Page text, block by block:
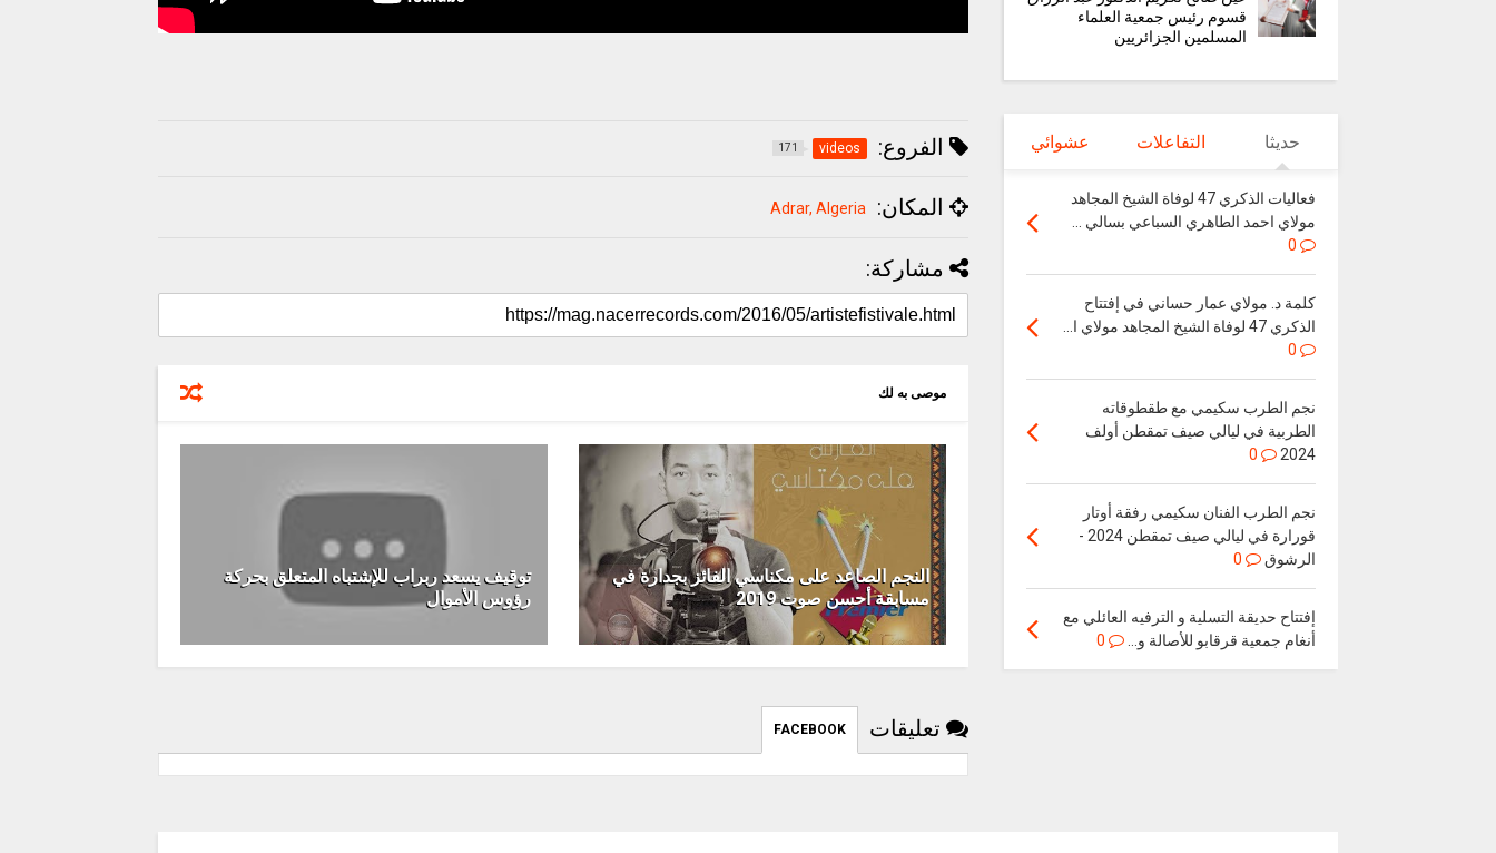
الفروع: videos
171
المكان: Adrar, Algeria
مشاركة:
موصى به لك
النجم الصاعد على مكناسي الفائز بجدارة في
مسابقة أحسن صوت 2019
توقيف يسعد ربراب للإشتباه المتعلق بحركة
رؤوس الأموال
تعليقات FACEBOOK
قسوم رئيس جمعية العلماء
المسلمين الجزائريين
حديثا التفاعلات عشوائي
فعاليات الذكري 47 لوفاة الشيخ المجاهد
مولاي احمد الطاهري السباعي بسالي ...
كلمة د. مولاي عمار حساني في إفتتاح
الذكري 47 لوفاة الشيخ المجاهد مولاي ا...
نجم الطرب سكيمي مع طقطوقاته
الطربية في ليالي صيف تمقطن أولف
2024
نجم الطرب الفنان سكيمي رفقة أوتار
قورارة في ليالي صيف تمقطن 2024 -
الرشوق
إفتتاح حديقة التسلية و الترفيه العائلي مع
أنغام جمعية قرقابو للأصالة و...